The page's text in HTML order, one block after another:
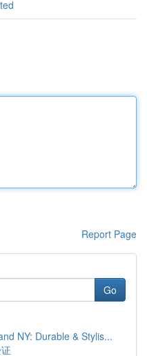
Report Page
Go
NY: Durable & Stylis...